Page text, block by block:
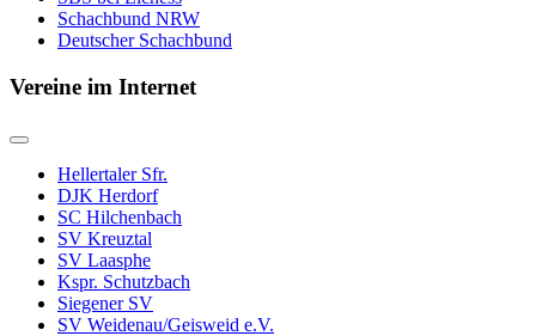
Schachbund NRW
Deutscher Schachbund
Vereine im Internet
Hellertaler Sfr.
DJK Herdorf
SC Hilchenbach
SV Kreuztal
SV Laasphe
Kspr. Schutzbach
Siegener SV
SV Weidenau/Geisweid e.V.